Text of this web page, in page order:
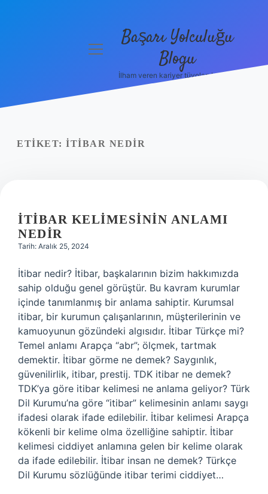
menüyüBaşarı Yolculuğu
Blogu
İlham veren kariyer tüyoları burada!
ETIKET: İTIBAR NEDIR
İTIBAR KELIMESININ ANLAMI
NEDIR
Tarih: Aralık 25, 2024
İtibar nedir? İtibar, başkalarının bizim hakkımızda
sahip olduğu genel görüştür. Bu kavram kurumlar
içinde tanımlanmış bir anlama sahiptir. Kurumsal
itibar, bir kurumun çalışanlarının, müşterilerinin ve
kamuoyunun gözündeki algısıdır. İtibar Türkçe mi?
Temel anlamı Arapça “abr”; ölçmek, tartmak
demektir. İtibar görme ne demek? Saygınlık,
güvenilirlik, itibar, prestij. TDK itibar ne demek?
TDK’ya göre itibar kelimesi ne anlama geliyor? Türk
Dil Kurumu’na göre “itibar” kelimesinin anlamı saygı
ifadesi olarak ifade edilebilir. İtibar kelimesi Arapça
kökenli bir kelime olma özelliğine sahiptir. İtibar
kelimesi ciddiyet anlamına gelen bir kelime olarak
da ifade edilebilir. İtibar insan ne demek? Türkçe
Dil Kurumu sözlüğünde itibar terimi ciddiyet…